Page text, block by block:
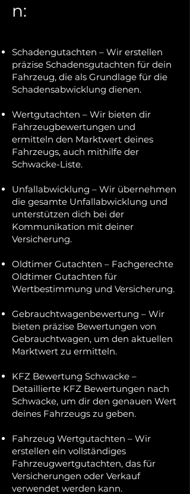
n:
Schadengutachten – Wir erstellen
präzise Schadensgutachten für dein
Fahrzeug, die als Grundlage für die
Schadensabwicklung dienen.
Wertgutachten – Wir bieten dir
Fahrzeugbewertungen und
ermitteln den Marktwert deines
Fahrzeugs, auch mithilfe der
Schwacke-Liste.
Unfallabwicklung – Wir übernehmen
die gesamte Unfallabwicklung und
unterstützen dich bei der
Kommunikation mit deiner
Versicherung.
Oldtimer Gutachten – Fachgerechte
Oldtimer Gutachten für
Wertbestimmung und Versicherung.
Gebrauchtwagenbewertung – Wir
bieten präzise Bewertungen von
Gebrauchtwagen, um den aktuellen
Marktwert zu ermitteln.
KFZ Bewertung Schwacke –
Detaillierte KFZ Bewertungen nach
Schwacke, um dir den genauen Wert
deines Fahrzeugs zu geben.
Fahrzeug Wertgutachten – Wir
erstellen ein vollständiges
Fahrzeugwertgutachten, das für
Versicherungen oder Verkauf
verwendet werden kann.